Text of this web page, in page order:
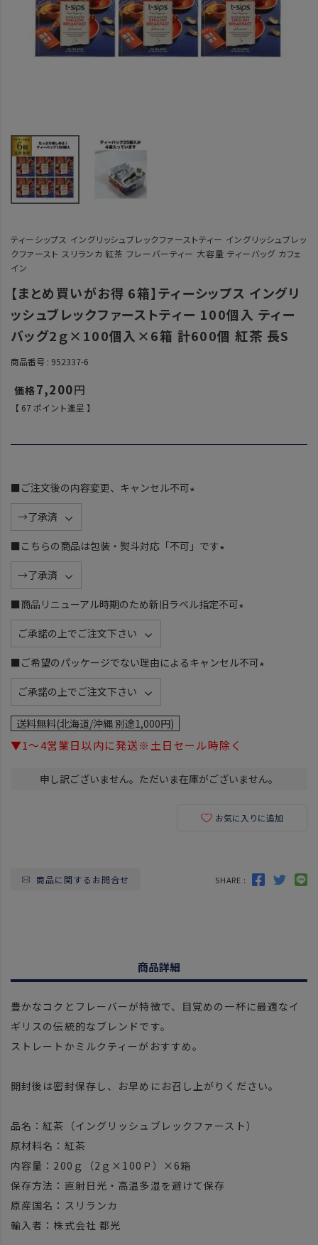
ティーシップス イングリッシュブレックファーストティー イングリッシュブレッ
クファースト スリランカ 紅茶 フレーバーティー 大容量 ティーバッグ カフェ
イン
【まとめ買いがお得 6箱】ティーシップス イングリ
ッシュブレックファーストティー 100個入 ティー
バッグ2ｇ×100個入×6箱 計600個 紅茶 長S
商品番号 952337-6
7,200
【 67ポイント進呈 】
■ご注文後の内容変更、キャンセル不可
須
■こちらの商品は包装・熨斗対応「不可」です
須
■商品リニューアル時期のため新旧ラベル指定不可
須
■ご希望のパッケージでない理由によるキャンセル不可
送料無料(北海道/沖縄 別途1,000円)
▼1～4営業日以内に発送※土日セール時除く
申し訳ございません。ただいま在庫がございません。
お気に入りに追加
商品に関するお問合せ SHARE :
商品詳細
豊かなコクとフレーバーが特徴で、目覚めの一杯に最適なイ
ギリスの伝統的なブレンドです。
ストレートかミルクティーがおすすめ。
開封後は密封保存し、お早めにお召し上がりください。
品名：紅茶（イングリッシュブレックファースト）
原材料名：紅茶
内容量：200ｇ（2ｇ×100Ｐ）×6箱
保存方法：直射日光・高温多湿を避けて保存
原産国名：スリランカ
輸入者：株式会社 都光